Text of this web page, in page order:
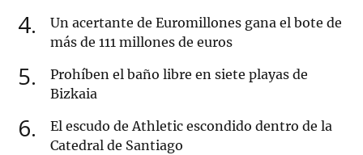
4
Un acertante de Euromillones gana el bote de
más de 111 millones de euros
5
Prohíben el baño libre en siete playas de
Bizkaia
6
El escudo de Athletic escondido dentro de la
Catedral de Santiago